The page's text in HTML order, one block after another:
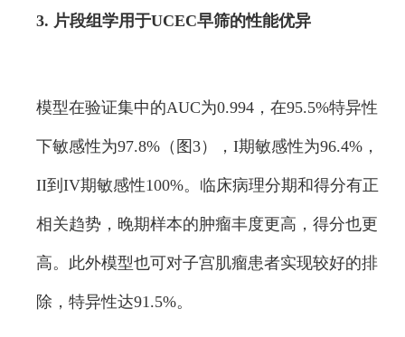
3. 片段组学用于UCEC早筛的性能优异
模型在验证集中的AUC为0.994，在95.5%特异性
下敏感性为97.8%（图3），I期敏感性为96.4%，
II到IV期敏感性100%。临床病理分期和得分有正
相关趋势，晚期样本的肿瘤丰度更高，得分也更
高。此外模型也可对子宫肌瘤患者实现较好的排
除，特异性达91.5%。